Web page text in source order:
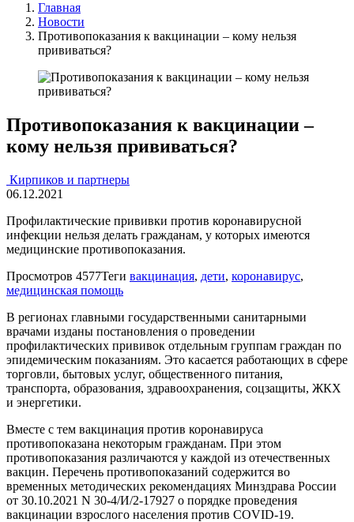
Главная
Новости
Противопоказания к вакцинации – кому нельзя
прививаться?
Противопоказания к вакцинации –
кому нельзя прививаться?
Кирпиков и партнеры
06.12.2021
Профилактические прививки против коронавирусной
инфекции нельзя делать гражданам, у которых имеются
медицинские противопоказания.
Просмотров 4577Теги вакцинация, дети, коронавирус,
медицинская помощь
В регионах главными государственными санитарными
врачами изданы постановления о проведении
профилактических прививок отдельным группам граждан по
эпидемическим показаниям. Это касается работающих в сфере
торговли, бытовых услуг, общественного питания,
транспорта, образования, здравоохранения, соцзащиты, ЖКХ
и энергетики.
Вместе с тем вакцинация против коронавируса
противопоказана некоторым гражданам. При этом
противопоказания различаются у каждой из отечественных
вакцин. Перечень противопоказаний содержится во
временных методических рекомендациях Минздрава России
от 30.10.2021 N 30-4/И/2-17927 о порядке проведения
вакцинации взрослого населения против COVID-19.